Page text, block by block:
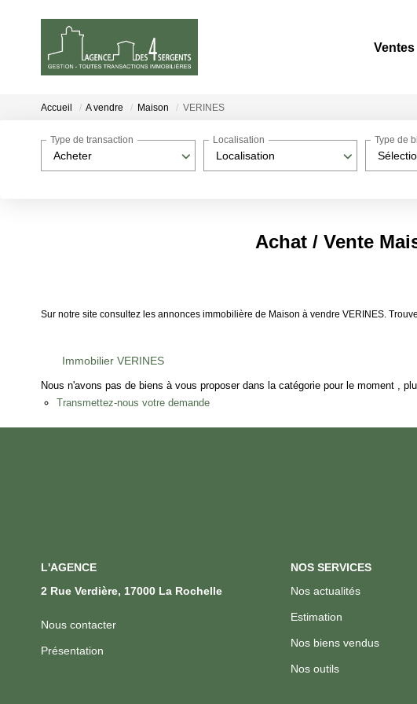
Ventes
Accueil A vendre Maison VERINES
Acheter
Type de transaction
Localisation
Localisation Type de
Achat / Vente
Sur notre site consultez les annonces immobilière de Maison à vendre VERINES.
Immobilier VERINES
Nous n'avons pas de biens à vous proposer dans la catégorie pour le moment ,
Transmettez-nous votre demande
L'AGENCE
2 Rue Verdière, 17000 La Rochelle
Nous contacter
Présentation
NOS SERVICES
Nos actualités
Estimation
Nos biens vendus
Nos outils